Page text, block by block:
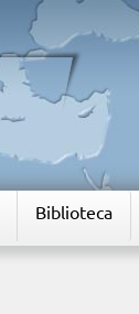
Biblioteca